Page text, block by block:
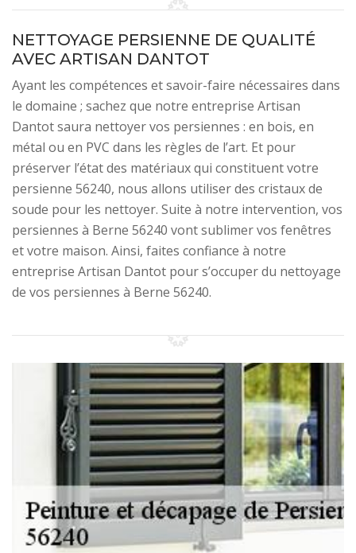
NETTOYAGE PERSIENNE DE QUALITÉ
AVEC ARTISAN DANTOT
Ayant les compétences et savoir-faire nécessaires dans
le domaine ; sachez que notre entreprise Artisan
Dantot saura nettoyer vos persiennes : en bois, en
métal ou en PVC dans les règles de l’art. Et pour
préserver l’état des matériaux qui constituent votre
persienne 56240, nous allons utiliser des cristaux de
soude pour les nettoyer. Suite à notre intervention, vos
persiennes à Berne 56240 vont sublimer vos fenêtres
et votre maison. Ainsi, faites confiance à notre
entreprise Artisan Dantot pour s’occuper du nettoyage
de vos persiennes à Berne 56240.